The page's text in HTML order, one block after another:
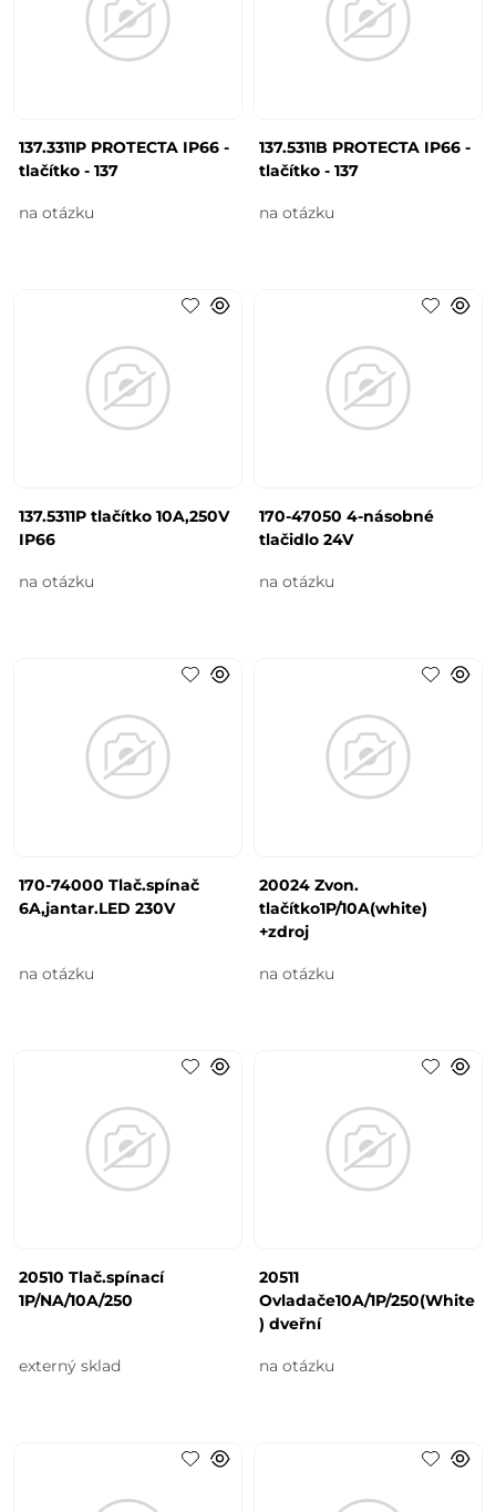
137.3311P PROTECTA IP66 -
tlačítko - 137
na otázku
137.5311B PROTECTA IP66 -
tlačítko - 137
na otázku
137.5311P tlačítko 10A,250V
IP66
na otázku
170-47050 4-násobné
tlačidlo 24V
na otázku
170-74000 Tlač.spínač
6A,jantar.LED 230V
na otázku
20024 Zvon.
tlačítko1P/10A(white)
+zdroj
na otázku
20510 Tlač.spínací
1P/NA/10A/250
externý sklad
20511
Ovladače10A/1P/250(White
) dveřní
na otázku